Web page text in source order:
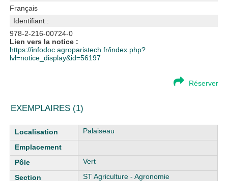
Français
Identifiant :
978-2-216-00724-0
Lien vers la notice :
https://infodoc.agroparistech.fr/index.php?
lvl=notice_display&id=56197
Réserver
EXEMPLAIRES (1)
Liste des exemplaires Palaiseau
Vert
ST Agriculture - Agronomie